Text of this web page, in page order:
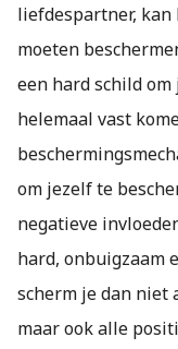
liefdespartner,
moeten
een hard schild om
helemaal vast
om jezelf te
negatieve
hard, onbuigzaam
scherm je dan niet
maar ook alle